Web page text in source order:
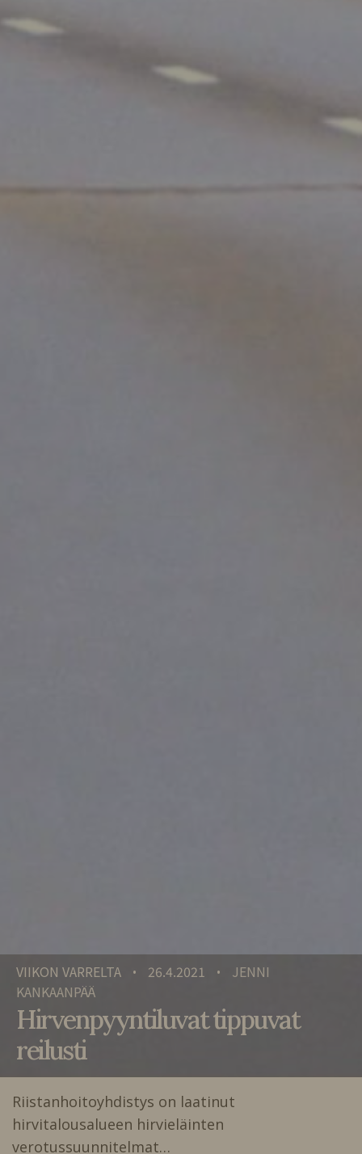
VIIKON VARRELTA • 26.4.2021 •
JENNI
KANKAANPÄÄ
Hirvenpyyntiluvat tippuvat
reilusti
Riistanhoitoyhdistys on laatinut
hirvitalousalueen hirvieläinten
verotussuunnitelmat…